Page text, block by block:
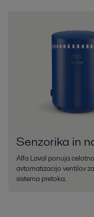
Senzorika in
Alfa Laval ponuja
avtomatizacijo ventilov
sistema pretoka.